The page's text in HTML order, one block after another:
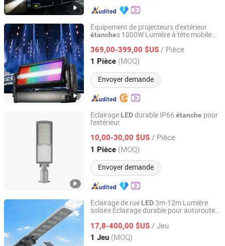
Équipement de projecteurs d'extérieur
étanches 1000W Lumière à tête mobile
369,00-399,00 $US / Pièce
1 Pièce (MOQ)
Envoyer demande
Hesheng Stage Lighting Co., Ltd.
Guangdong, China Depuis 2021
Éclairage LEDdurable IP66 étanche pour
l'extérieur
10,00-30,00 $US / Pièce
1 Pièce (MOQ)
Envoyer demande
Eastar Electric Group Co., Ltd.
Jiangsu, China Depuis 2018
Éclairage de rue LED3m-12m Lumière
solaire Éclairage durable pour autoroute
de rue
17,8-400,00 $US / Jeu
1 Jeu (MOQ)
Jiangsu Shanhao Zhaoming Co., Ltd.
Jiangsu, China Depuis 2025